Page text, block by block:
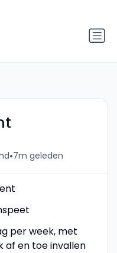
•7m geleden
per week, met
af en toe invallen